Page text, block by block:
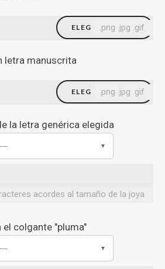
ELEGIR FICHERO
.png .jpg .gif
letra manuscrita
ELEGIR FICHERO
.png .jpg .gif
la letra genérica elegida
— ▼
acordes al tamaño de la joya
el colgante "pluma"
— ▼